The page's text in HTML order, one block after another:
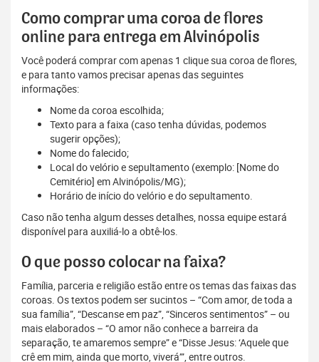
Como comprar uma coroa de flores
online para entrega em Alvinópolis
Você poderá comprar com apenas 1 clique sua coroa de flores,
e para tanto vamos precisar apenas das seguintes
informações:
Nome da coroa escolhida;
Texto para a faixa (caso tenha dúvidas, podemos
sugerir opções);
Nome do falecido;
Local do velório e sepultamento (exemplo: [Nome do
Cemitério] em Alvinópolis/MG);
Horário de início do velório e do sepultamento.
Caso não tenha algum desses detalhes, nossa equipe estará
disponível para auxiliá-lo a obtê-los.
O que posso colocar na faixa?
Família, parceria e religião estão entre os temas das faixas das
coroas. Os textos podem ser sucintos – “Com amor, de toda a
sua família”, “Descanse em paz”, “Sinceros sentimentos” – ou
mais elaborados – “O amor não conhece a barreira da
separação, te amaremos sempre” e “Disse Jesus: ‘Aquele que
crê em mim, ainda que morto, viverá’”, entre outros.